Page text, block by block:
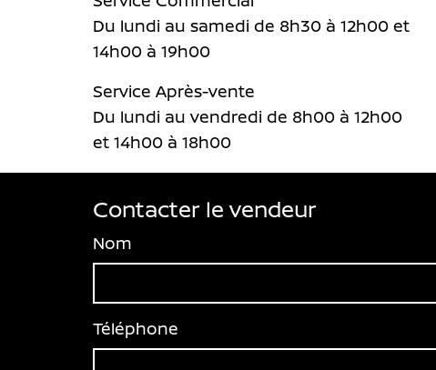
Du lundi au samedi de 8h30 à 12h00 et
14h00 à 19h00
Service Après-vente
Du lundi au vendredi de 8h00 à 12h00
et 14h00 à 18h00
Contacter le vendeur
Nom
Téléphone